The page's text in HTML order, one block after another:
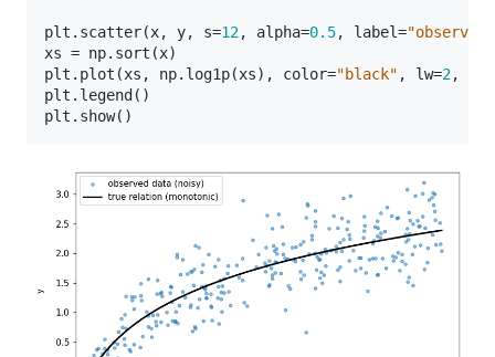
plt . scatter(x, y, s=12, alpha=0.5, label=
xs = np. sort (x)
plt . plot (xs , np. log1p(xs), color="black" , lw=2,
plt . legend ()
plt . show()